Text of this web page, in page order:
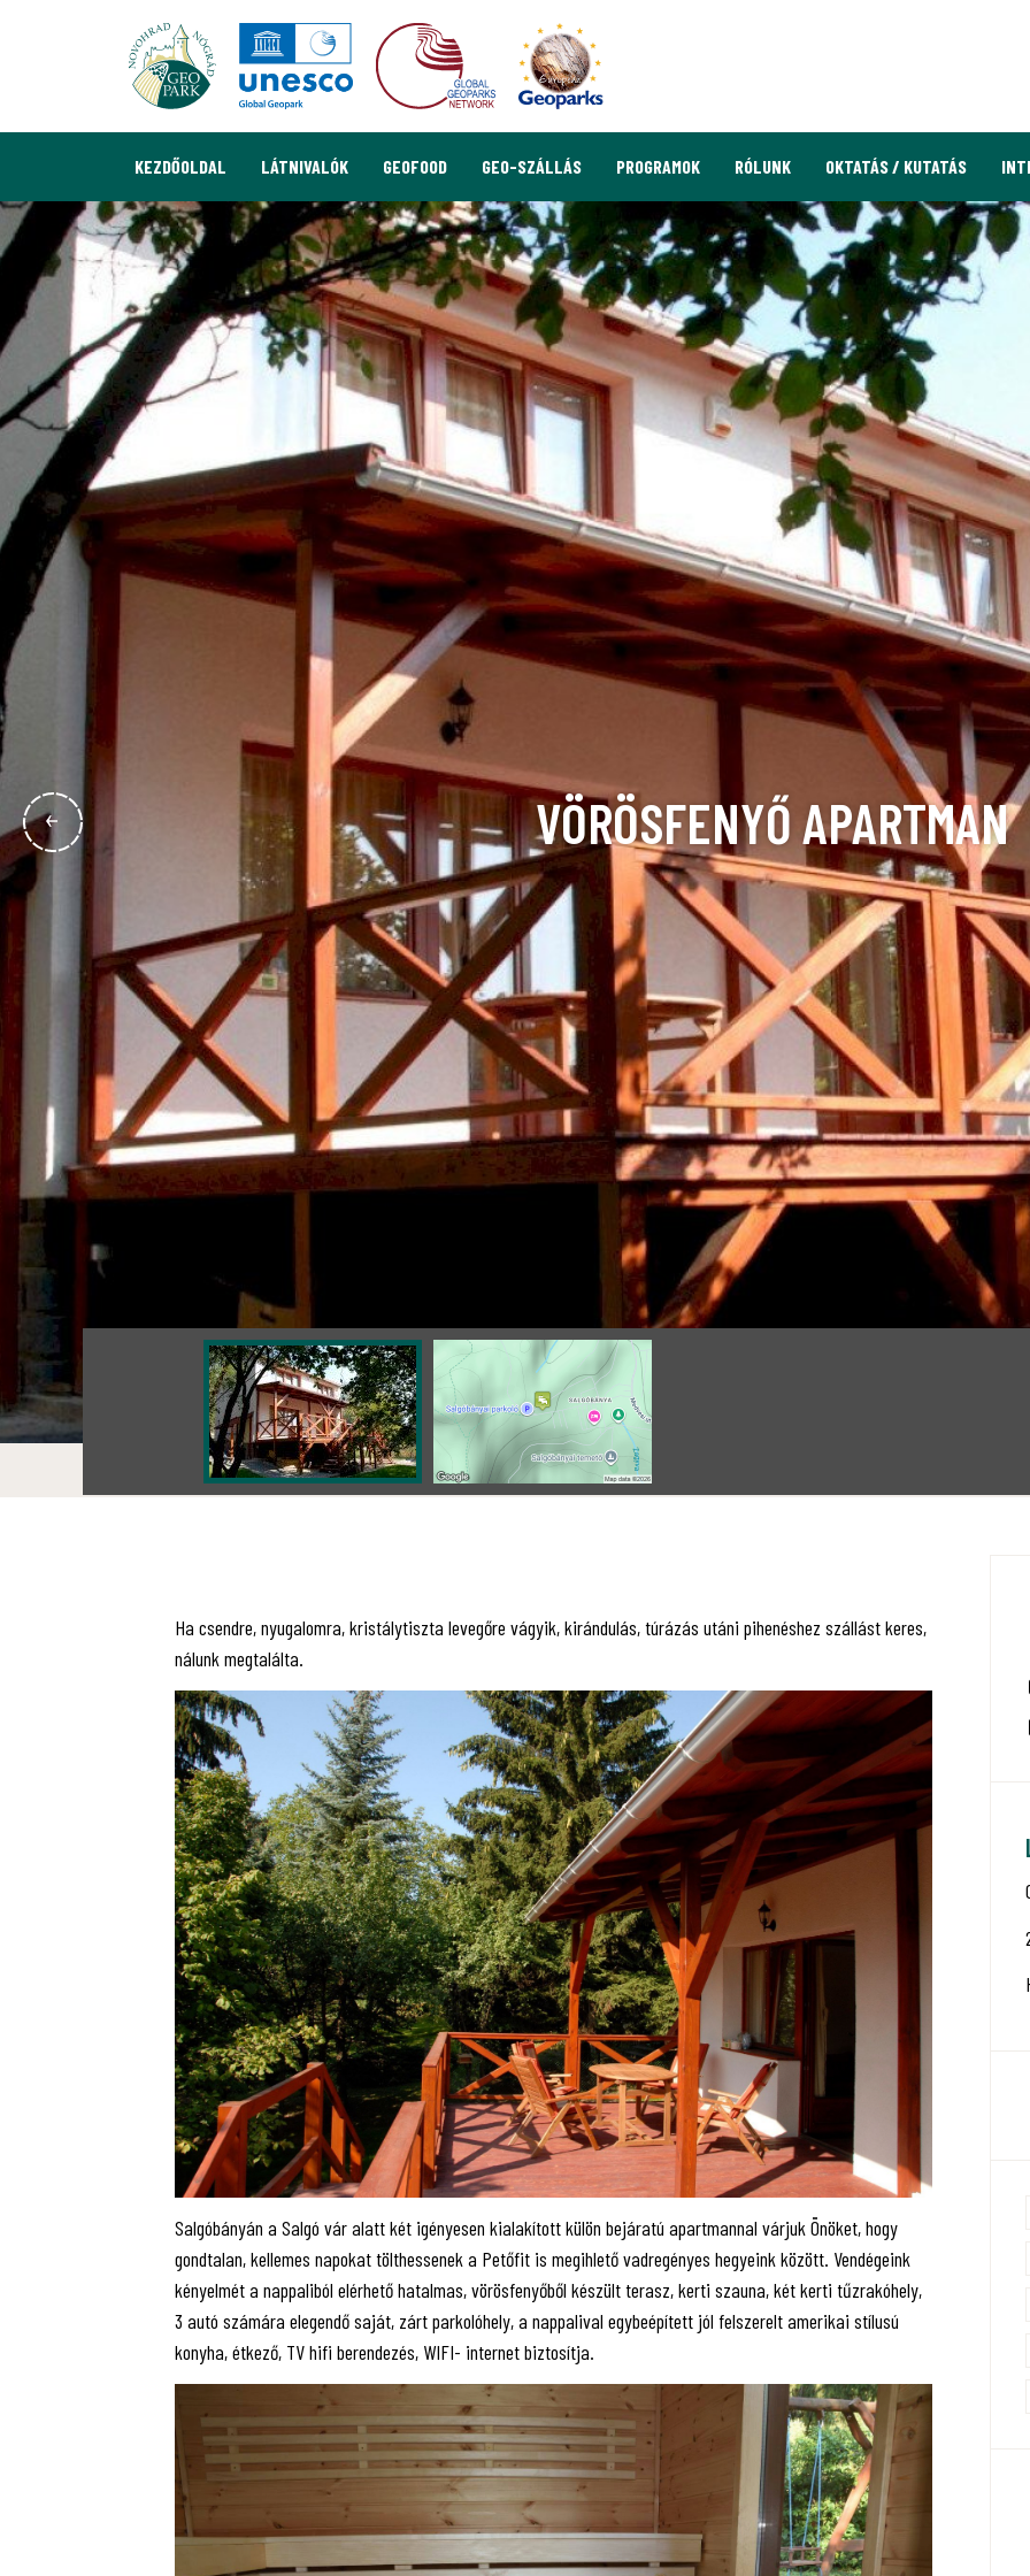
KEZDŐOLDAL LÁTNIVALÓK GEOFOOD GEO-SZÁLLÁS PROGRAMOK RÓLUNK OKTATÁS / KUTATÁS
VÖRÖSFENYŐ APARTMAN
Vörösfenyő Apartman
Ha csendre, nyugalomra, kristálytiszta levegőre vágyik, kirándulás, túrázás utáni pihenéshez szállást keres,
nálunk megtalálta.
Salgóbányán a Salgó vár alatt két igényesen kialakított külön bejáratú apartmannal várjuk Önöket, hogy
gondtalan, kellemes napokat tölthessenek a Petőfit is megihlető vadregényes hegyeink között. Vendégeink
kényelmét a nappaliból elérhető hatalmas, vörösfenyőből készült terasz, kerti szauna, két kerti tűzrakóhely,
3 autó számára elegendő saját, zárt parkolóhely, a nappalival egybeépített jól felszerelt amerikai stílusú
konyha, étkező, TV hifi berendezés, WIFI- internet biztosítja.